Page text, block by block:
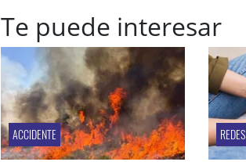
Te puede interesar
ACCIDENTE REDES